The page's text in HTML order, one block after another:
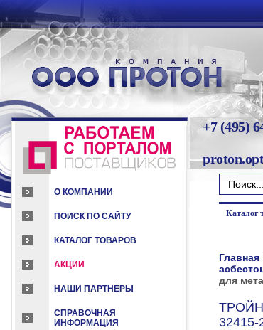
+7 (495)
О КОМПАНИИ
ПОИСК ПО САЙТУ
КАТАЛОГ ТОВАРОВ
АКЦИИ
НАШИ ПАРТНЁРЫ
СПРАВОЧНАЯ
ИНФОРМАЦИЯ
Каталог
Главная
для
32415-